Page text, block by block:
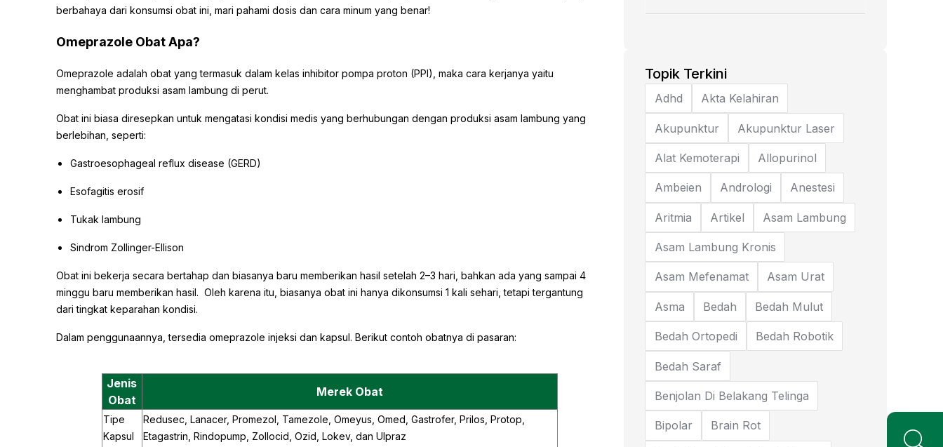
berbahaya dari konsumsi obat ini, mari pahami dosis dan cara minum yang benar!
Omeprazole Obat Apa?
Omeprazole adalah obat yang termasuk dalam kelas inhibitor pompa proton (PPI), maka cara kerjanya yaitu
menghambat produksi asam lambung di perut.
Obat ini biasa diresepkan untuk mengatasi kondisi medis yang berhubungan dengan produksi asam lambung yang
berlebihan, seperti:
Gastroesophageal reflux disease (GERD)
Esofagitis erosif
Tukak lambung
Sindrom Zollinger-Ellison
Obat ini bekerja secara bertahap dan biasanya baru memberikan hasil setelah 2–3 hari, bahkan ada yang sampai 4
minggu baru memberikan hasil. Oleh karena itu, biasanya obat ini hanya dikonsumsi 1 kali sehari, tetapi tergantung
dari tingkat keparahan kondisi.
Dalam penggunaannya, tersedia omeprazole injeksi dan kapsul. Berikut contoh obatnya di pasaran:
Jenis
Obat
Merek Obat
Tipe
Kapsul
Redusec, Lanacer, Promezol, Tamezole, Omeyus, Omed, Gastrofer, Prilos, Protop,
Etagastrin, Rindopump, Zollocid, Ozid, Lokev, dan Ulpraz
Topik Terkini
Adhd Akta Kelahiran
Akupunktur Akupunktur Laser
Alat Kemoterapi Allopurinol
Ambeien Andrologi Anestesi
Aritmia Artikel Asam Lambung
Asam Lambung Kronis
Asam Mefenamat Asam Urat
Asma Bedah Bedah Mulut
Bedah Ortopedi Bedah Robotik
Bedah Saraf
Benjolan Di Belakang Telinga
Bipolar Brain Rot